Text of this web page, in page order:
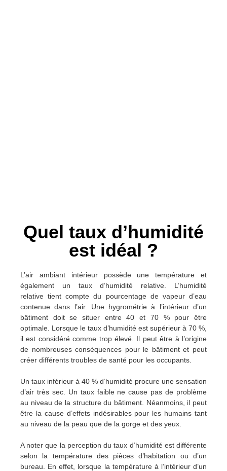
Quel taux d’humidité
est idéal ?
L’air ambiant intérieur possède une température et
également un taux d’humidité relative. L’humidité
relative tient compte du pourcentage de vapeur d’eau
contenue dans l’air. Une hygrométrie à l’intérieur d’un
bâtiment doit se situer entre 40 et 70 % pour être
optimale. Lorsque le taux d’humidité est supérieur à 70 %,
il est considéré comme trop élevé. Il peut être à l’origine
de nombreuses conséquences pour le bâtiment et peut
créer différents troubles de santé pour les occupants.
Un taux inférieur à 40 % d’humidité procure une sensation
d’air très sec. Un taux faible ne cause pas de problème
au niveau de la structure du bâtiment. Néanmoins, il peut
être la cause d’effets indésirables pour les humains tant
au niveau de la peau que de la gorge et des yeux.
A noter que la perception du taux d’humidité est différente
selon la température des pièces d’habitation ou d’un
bureau. En effet, lorsque la température à l’intérieur d’un